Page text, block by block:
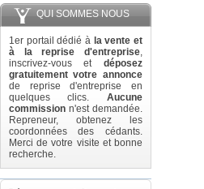
QUI SOMMES NOUS
1er portail dédié à la vente et
à la reprise d'entreprise,
inscrivez-vous et déposez
gratuitement votre annonce
de reprise d'entreprise en
quelques clics. Aucune
commission n'est demandée.
Repreneur, obtenez les
coordonnées des cédants.
Merci de votre visite et bonne
recherche.